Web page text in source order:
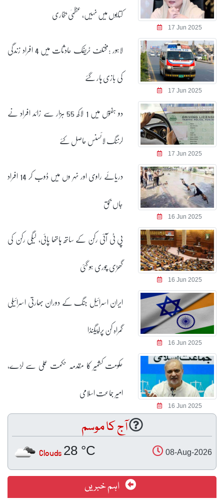
17 Jun 2025
کتابوں میں نہیں، عظمیٰ بخاری
17 Jun 2025
لاہور :مختلف ٹریفک حادثات میں 4 افراد زندگی
کی بازی ہار گئے
17 Jun 2025
دو ہفتوں میں 1 لاکھ 55 ہزار سے زائد افراد نے
لرننگ لائسنس حاصل کئے
16 Jun 2025
دریائے راوی اور نہر وں میں ڈوب کر 14 افراد
جاں بحق
16 Jun 2025
پی ٹی آئی رکن کے ساتھ ہاتھا پائی، لیگی رکن کی
گھڑی چوری ہو گئی
16 Jun 2025
ایران اسرائیل جنگ کے دوران بھارتی اسرائیلی
گمراہ کن پراپیگنڈا
16 Jun 2025
حکومت کشمیر کا مقدمہ حکمت عملی سے لڑے،
امیر جماعت اسلامی
آج کا موسم
08-Aug-2026
28 °C
Clouds
اہم خبریں